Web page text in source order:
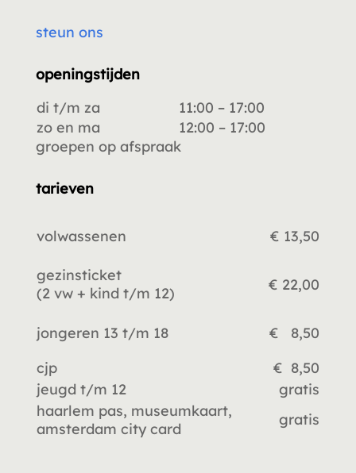
steun ons
openingstijden
di t/m za
11:00 – 17:00
zo en ma
12:00 – 17:00
groepen op afspraak
tarieven
volwassenen € 13,50
gezinsticket
(2 vw + kind t/m 12) € 22,00
jongeren 13 t/m 18
€ 8,50
cjp
€ 8,50
jeugd t/m 12
gratis
haarlem pas, museumkaart,
amsterdam city card
gratis